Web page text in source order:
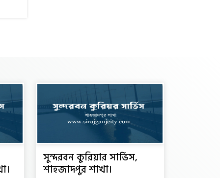
সুন্দরবন কুরিয়ার সার্ভিস,
শাহজাদপুর শাখা।